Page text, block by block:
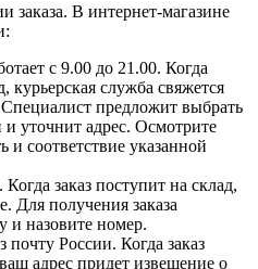
заказа. В интернет-магазине
с 9.00 до 21.00. Когда
курьерская служба свяжется
предложит выбрать
и уточнит адрес. Осмотрите
и соответствие указанной
заказ поступит на склад,
Для получения заказа
и назовите номер.
почту России. Когда заказ
адрес придет извещение о